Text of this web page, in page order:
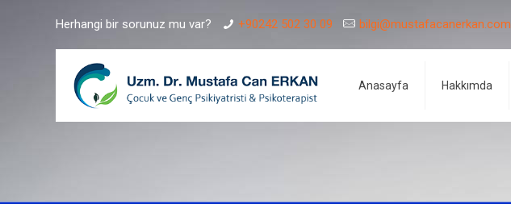
Herhangi bir sorunuz mu var? +90242 502 30 09 bilgi@mustafacanerkan.com
Anasayfa Hakkımda